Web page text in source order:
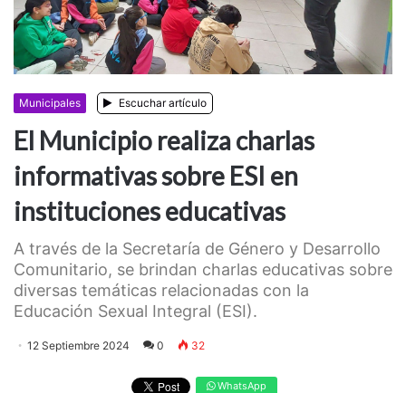
Municipales Escuchar artículo
El Municipio realiza charlas
informativas sobre ESI en
instituciones educativas
A través de la Secretaría de Género y Desarrollo
Comunitario, se brindan charlas educativas sobre
diversas temáticas relacionadas con la
Educación Sexual Integral (ESI).
12 Septiembre 2024 0 32
WhatsApp